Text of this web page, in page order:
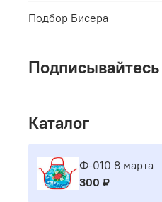
Подбор Бисера
Подписывайтесь
Каталог
Ф-010 8 марта
300 ₽